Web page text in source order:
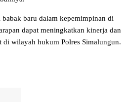
baru dalam kepemimpinan di
dapat meningkatkan kinerja dan
di wilayah hukum Polres Simalungun.